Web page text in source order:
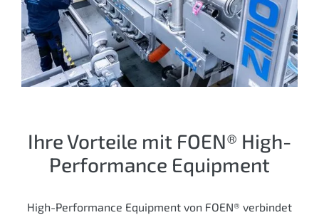
Ihre Vorteile mit FOEN® High-
Performance Equipment
High-Performance Equipment von FOEN® verbindet